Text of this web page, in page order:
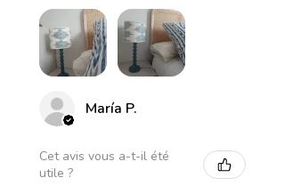
María P.
Cet avis vous a-t-il été
utile ?